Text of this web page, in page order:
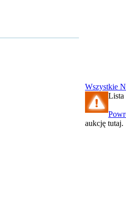
Wszystkie
Lista
aukcję tutaj.